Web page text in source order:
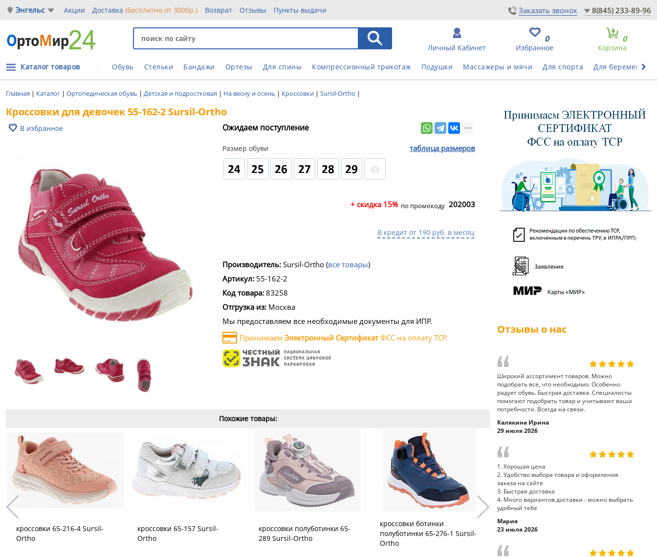
Энгельс Акции Доставка(бесплатно от 3000р.) Возврат Отзывы Пункты выдачи Заказать звонок 8(845) 233-89-96
Корзина
0
Избранное
0
Личный Кабинет
Обувь Стельки Бандажи Ортезы Для спины Компрессионный трикотаж Подушки Массажеры и мячи Для спорта Для беременных
Каталог товаров
Главная | Каталог | Ортопедическая обувь | Детская и подростковая | На весну и осень | Кроссовки | Sursil-Ortho |
Кроссовки для девочек 55-162-2 Sursil-Ortho
В избранное Ожидаем поступление
Размер обуви таблица размеров
+ скидка 15% по промокоду 202003
В кредит от 190 руб. в месяц
Производитель: Sursil-Ortho(все товары)
Артикул: 55-162-2
Код товара: 83258
Отгрузка из: Москва
Мы предоставляем все необходимые документы для ИПР.
Принимаем Электронный СертификатФСС на оплату ТСР.
Похожие товары:
кроссовки 65-216-4 Sursil-
Ortho
кроссовки 65-157 Sursil-
Ortho
кроссовки полуботинки 65-
289 Sursil-Ortho
кроссовки ботинки
полуботинки 65-276-1 Sursil-
Ortho
кроссовки полуботинки 65-
Отзывы о нас
Широкий ассортимент товаров. Можно
подобрать все, что необходимо. Особенно
радует обувь. Быстрая доставка. Специалисты
помогают подобрать товар и учитывают ваши
потребности. Всегда на связи.
Калякина Ирина
29 июля 2026
1. Хорошая цена
2. Удобство выбора товара и оформления
заказа на сайте
3. Быстрая доставка
4. Много вариантов доставки - можно выбрать
удобный тебе
Мария
23 июля 2026